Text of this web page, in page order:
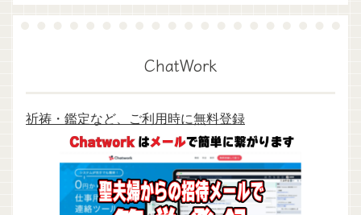
ChatWork
祈祷・鑑定など、ご利用時に無料登録